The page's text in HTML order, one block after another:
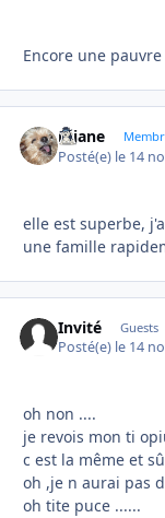
Encore une
réjane
Posté(e) le 14
elle est superbe,
une famille
Invité Guests
Posté(e) le 14
oh non ....
je revois mon ti
c est la même et
oh ,je n aurai pas
oh tite puce ......